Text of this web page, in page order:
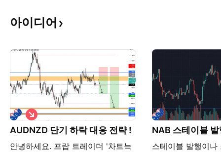
아이디어
AUDNZD 단기 하락 대응 전략 !
안녕하세요. 프랍 트레이더 '차트늑
숏
NAB 스테이블
스테이블 발행이나